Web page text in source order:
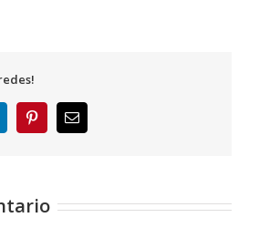
PinterestCorreo
electrónico